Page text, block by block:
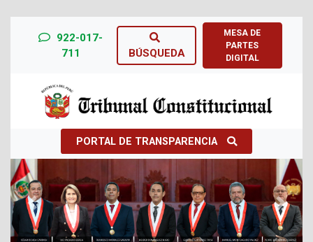
922-017-
711
BÚSQUEDA
MESA DE
PARTES
DIGITAL
PORTAL DE TRANSPARENCIA
Previous Next